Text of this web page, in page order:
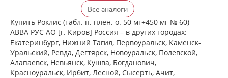
Детралекс (табл. п. плен. о. 500 мг №
60) Лаборатории Сервье Индастри
Франция Сервье РУС ООО Россия
есть в 1 аптеках
от 2 164,00 до 2 164,00
Венарус (табл. п. плен. о. 50 мг+450
Все аналоги
Купить Роклис (табл. п. плен. о. 50 мг+450 мг № 60)
АВВА РУС АО [г. Киров] Россия – в других городах:
Екатеринбург, Нижний Тагил, Первоуральск, Каменск-
Уральский, Ревда, Дегтярск, Новоуральск, Полевской,
Алапаевск, Невьянск, Кушва, Богданович,
Красноуральск, Ирбит, Лесной, Сысерть, Ачит,